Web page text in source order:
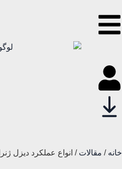
خانه / مقالات / انواع عملکرد دیزل